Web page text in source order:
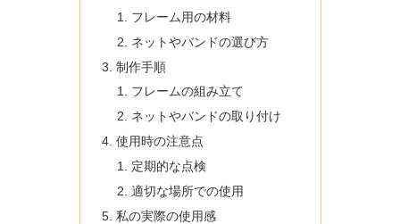
フレーム用の材料
ネットやバンドの選び方
制作手順
フレームの組み立て
ネットやバンドの取り付け
使用時の注意点
定期的な点検
適切な場所での使用
私の実際の使用感